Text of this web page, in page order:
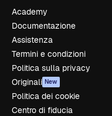
Academy
Documentazione
Assistenza
Termini e condizioni
Politica sulla privacy
Originali New
Politica dei cookie
Centro di fiducia